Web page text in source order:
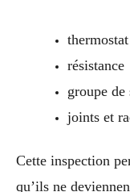
thermostat
résistance
groupe de
joints et
Cette inspection
qu’ils ne